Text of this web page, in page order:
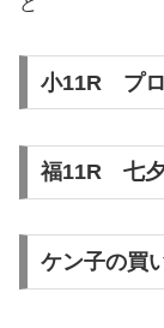
小11R プロ
福11R 七
ケン子の買